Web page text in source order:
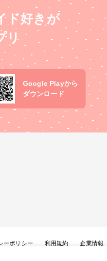
ド好きが
リ
Google Playから
ダウンロード
ーポリシー 利用規約 企業情報